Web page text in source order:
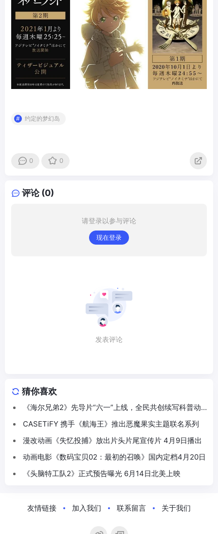
约定的梦幻岛
0 0
评论 (0)
请登录以参与评论
现在登录
发表评论
猜你喜欢
《海尔兄弟2》先导片“六一”上线，全民共创续写科普动
CASETiFY 携手《航海王》推出恶魔果实主题联名系列
漫改动画《失忆投捕》放出片头片尾宣传片 4月9日播出
动画电影《数码宝贝02：最初的召唤》国内定档4月20日
《头脑特工队2》正式预告曝光 6月14日北美上映
友情链接 加入我们 联系留言 关于我们